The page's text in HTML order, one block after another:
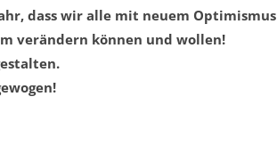
dass wir alle mit neuem Optimismus
verändern können und wollen!